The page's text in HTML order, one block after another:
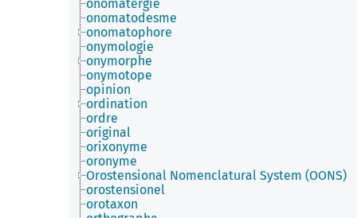
onomatergie
onomatodesme
onomatophore
onymologie
onymorphe
onymotope
opinion
ordination
ordre
original
orixonyme
oronyme
Orostensional Nomenclatural System (OONS)
orostensionel
orotaxon